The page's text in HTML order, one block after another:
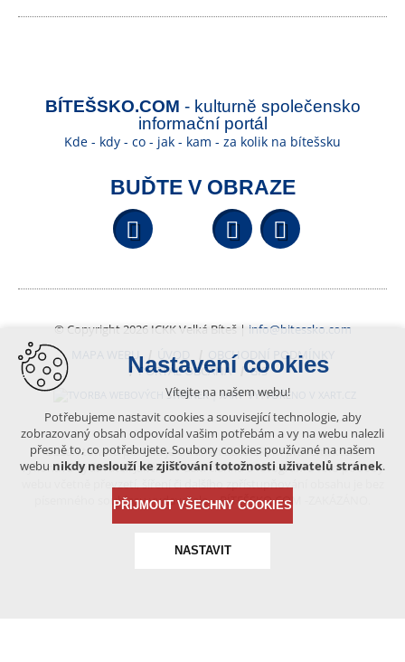
BÍTEŠSKO.COM - kulturně společensko
informační portál
Kde - kdy - co - jak - kam - za kolik na bítešsku
BUĎTE V OBRAZE
Facebook YouTube
© Copyright 2026 ICKK Velká Bíteš | info@bitessko.com
MAPA WEBU
ÚVOD
OBCHODNÍ PODMÍNKY
PORTÁL OBČANA
GIS
VYTVOŘENO V XART.CZ
Obsah tohoto portálu je chráněn autorským právem, které
vykonává vydavatel. Jakékoliv užití článků a fotografií z této podoby
písemného souhlasu vydavatele – BÍTEŠSKO.COM -ZAKÁZÁNO.
Nastavení cookies
Vítejte na našem webu!
Potřebujeme nastavit cookies a související technologie, aby
zobrazovaný obsah odpovídal vašim potřebám a vy na webu nalezli
přesně to, co potřebujete. Soubory cookies používané na našem
webu nikdy neslouží ke zjišťování totožnosti uživatelů stránek.
PŘIJMOUT VŠECHNY COOKIES
NASTAVIT